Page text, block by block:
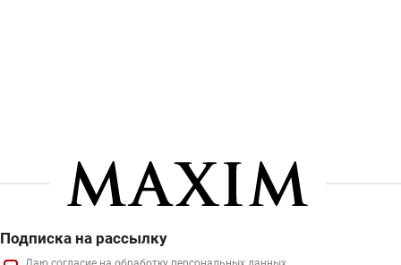
Подписка на рассылку